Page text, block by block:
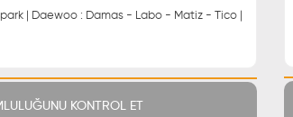
| Daewoo : Damas - Labo - Matiz - Tico |
KONTROL ET